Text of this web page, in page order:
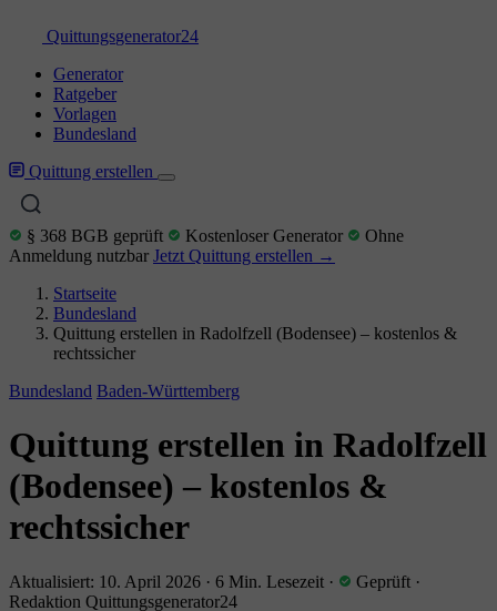
Quittungsgenerator24
Generator
Ratgeber
Vorlagen
Bundesland
Quittung erstellen
§ 368 BGB geprüft Kostenloser Generator
Ohne
Anmeldung nutzbar Jetzt Quittung erstellen →
Startseite
Bundesland
Quittung erstellen in Radolfzell (Bodensee) – kostenlos &
rechtssicher
Bundesland Baden-Württemberg
Quittung erstellen in Radolfzell
(Bodensee) – kostenlos &
rechtssicher
Aktualisiert: 10. April 2026 · 6 Min. Lesezeit · Geprüft ·
Redaktion Quittungsgenerator24